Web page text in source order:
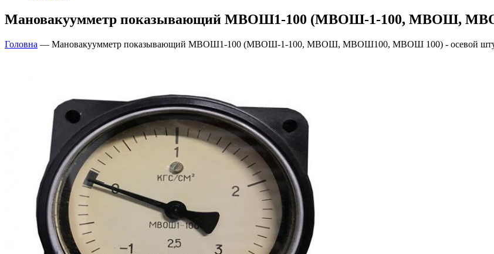
Мановакуумметр показывающий МВОШ1-100 (МВОШ-1-100, МВОШ,
Головна — Мановакуумметр показывающий МВОШ1-100 (МВОШ-1-100, МВОШ, МВОШ100, МВОШ 100) - осевой